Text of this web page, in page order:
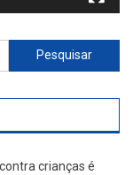
Pesquisar
por:
crianças é